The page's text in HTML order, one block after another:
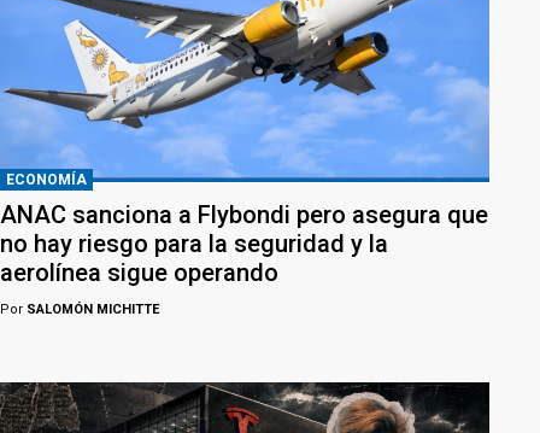
ECONOMÍA
ANAC sanciona a Flybondi pero asegura que
no hay riesgo para la seguridad y la
aerolínea sigue operando
Por SALOMÓN MICHITTE